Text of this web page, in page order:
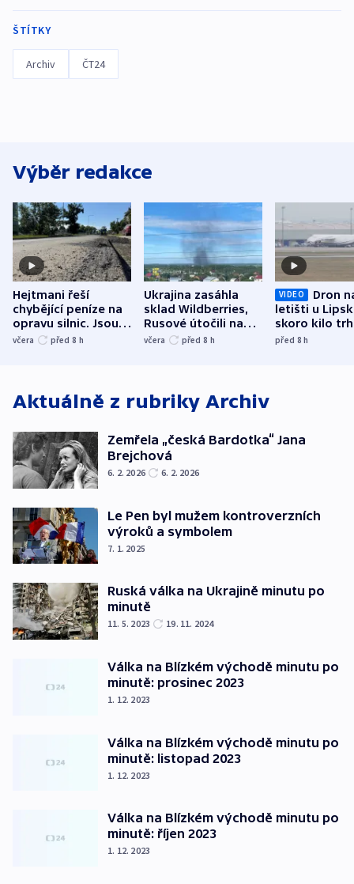
ŠTÍTKY
Archiv ČT24
Výběr redakce
Hejtmani řeší
chybějící peníze na
opravu silnic. Jsou
nenárokové, namítá
včera před 8 h
Ukrajina zasáhla
sklad Wildberries,
Rusové útočili na
trh, hasiče či
včera před 8 h
VIDEO
Dron
letišti u
skoro kilo
indicie
před 8h
Aktuálně z rubriky Archiv
Zemřela „česká Bardotka“ Jana
Brejchová
6. 2. 2026 6. 2. 2026
Le Pen byl mužem kontroverzních
výroků a symbolem
7. 1. 2025
Ruská válka na Ukrajině minutu po
minutě
11. 5. 2023 19. 11. 2024
Válka na Blízkém východě minutu po
minutě: prosinec 2023
1. 12. 2023
Válka na Blízkém východě minutu po
minutě: listopad 2023
1. 12. 2023
Válka na Blízkém východě minutu po
minutě: říjen 2023
1. 12. 2023